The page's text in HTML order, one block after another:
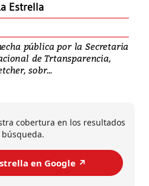
Estrella
pública por la Secretaria
de Trtansparencia,
sobr...
cobertura en los resultados
en Google ↗️